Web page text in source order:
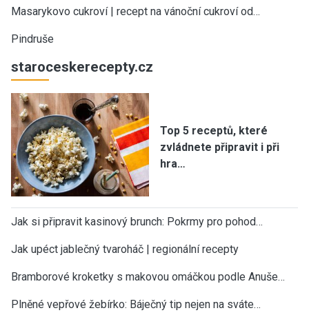
Masarykovo cukroví | recept na vánoční cukroví od…
Pindruše
staroceskerecepty.cz
Top 5 receptů, které
zvládnete připravit i při
hra…
Jak si připravit kasinový brunch: Pokrmy pro pohod…
Jak upéct jablečný tvaroháč | regionální recepty
Bramborové kroketky s makovou omáčkou podle Anuše…
Plněné vepřové žebírko: Báječný tip nejen na sváte…